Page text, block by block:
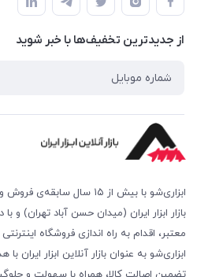
لیست محصولات
درباره ما
روش های پرداخت
روش های ارسال
امکان خرید حضوری
از جدید‌ترین تخفیف‌ها با‌ خبر شوید
ابزاری‌شو با بیش از ۱۵ سال
بازار ابزار ایران (میدان حسن آباد تهران) و
ابزاری‌شو به عنوان بازار آنلاین ابزار